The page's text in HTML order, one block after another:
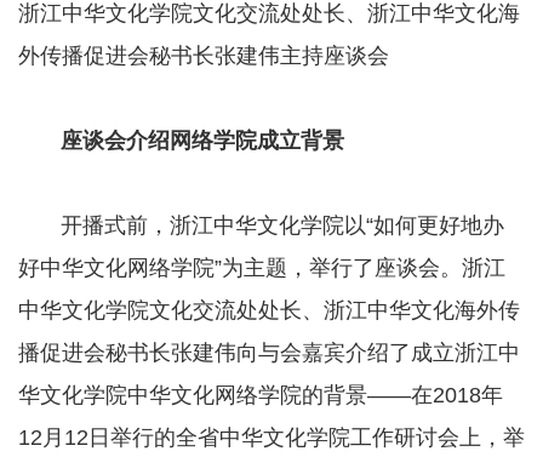
浙江中华文化学院文化交流处处长、浙江中华文化海
外传播促进会秘书长张建伟主持座谈会
座谈会介绍网络学院成立背景
开播式前，浙江中华文化学院以“如何更好地办
好中华文化网络学院”为主题，举行了座谈会。浙江
中华文化学院文化交流处处长、浙江中华文化海外传
播促进会秘书长张建伟向与会嘉宾介绍了成立浙江中
华文化学院中华文化网络学院的背景——在2018年
12月12日举行的全省中华文化学院工作研讨会上，举